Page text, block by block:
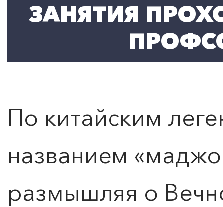
ЗАНЯТИЯ
По китайским
названием
размышляя о